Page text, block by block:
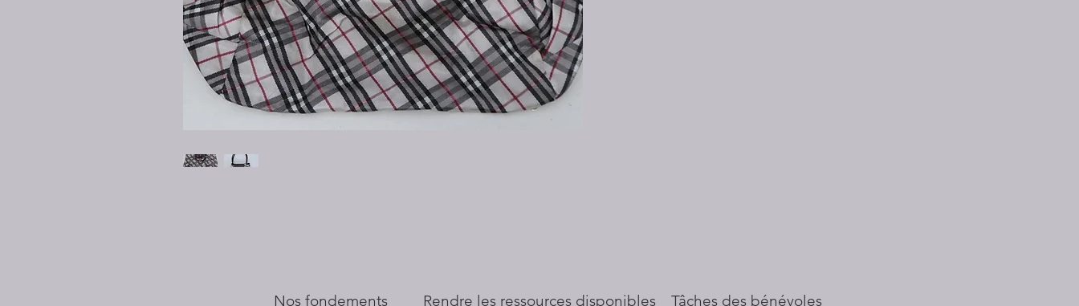
Nos fondements
​Rendre les ressources disponibles
Tâches des bénévoles